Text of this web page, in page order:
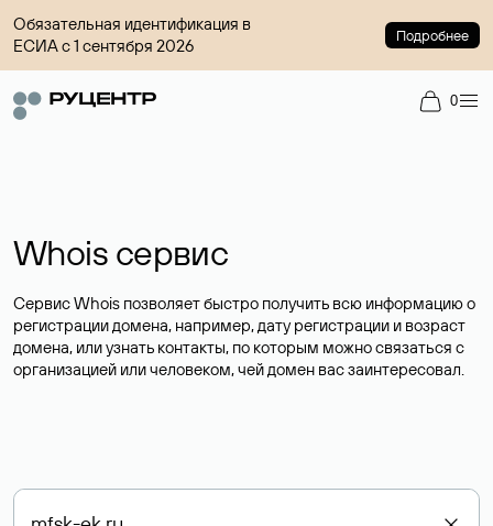
Обязательная идентификация в
ЕСИА с 1 сентября 2026
Подробнее
0
Whois сервис
Сервис Whois позволяет быстро получить всю информацию о
регистрации домена, например, дату регистрации и возраст
домена, или узнать контакты, по которым можно связаться с
организацией или человеком, чей домен вас заинтересовал.